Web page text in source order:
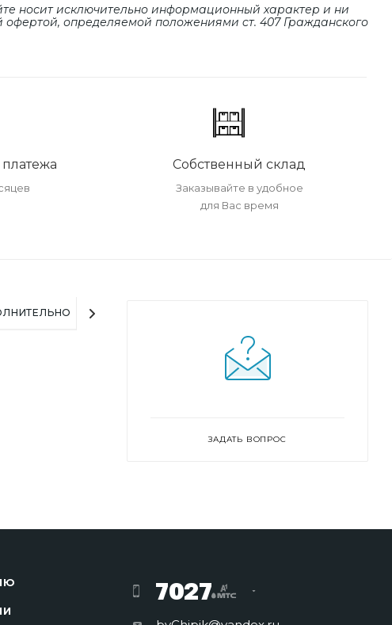
носит исключительно информационный характер и ни
офертой, определяемой положениями cт. 407 Гражданского
Собственный склад
Заказывайте в удобное
для Вас время
ЗАДАТЬ ВОПРОС
7027